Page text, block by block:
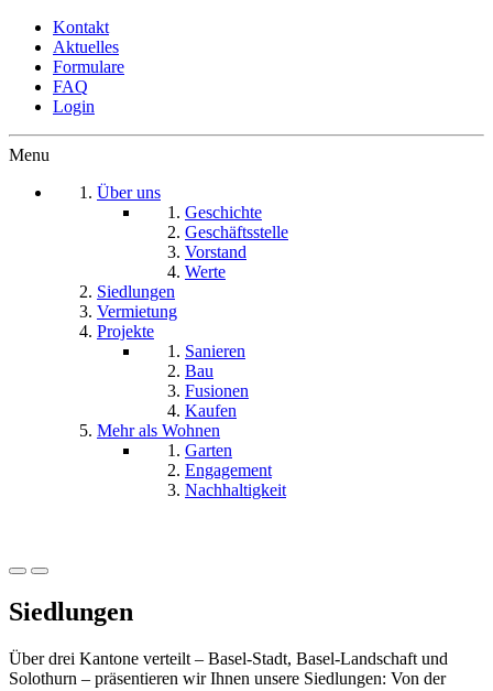
Kontakt
Aktuelles
Formulare
FAQ
Login
Menu
Über uns
Geschichte
Geschäftsstelle
Vorstand
Werte
Siedlungen
Vermietung
Projekte
Sanieren
Bau
Fusionen
Kaufen
Mehr als Wohnen
Garten
Engagement
Nachhaltigkeit
Siedlungen
Über drei Kantone verteilt – Basel-Stadt, Basel-Landschaft und
Solothurn – präsentieren wir Ihnen unsere Siedlungen: Von der